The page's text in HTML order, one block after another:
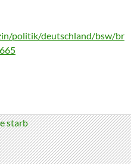
politik/deutschland/bsw/br